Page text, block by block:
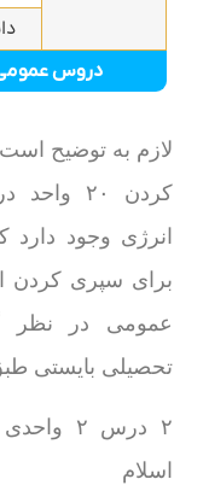
دروس
لازم به توضیح
کردن
انرژی وجود دارد
عمومی در نظر
تحصیلی بایستی
۲ درس
اسلام